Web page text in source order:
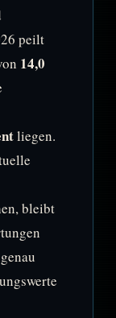
peilt
14,0
liegen.
bleibt